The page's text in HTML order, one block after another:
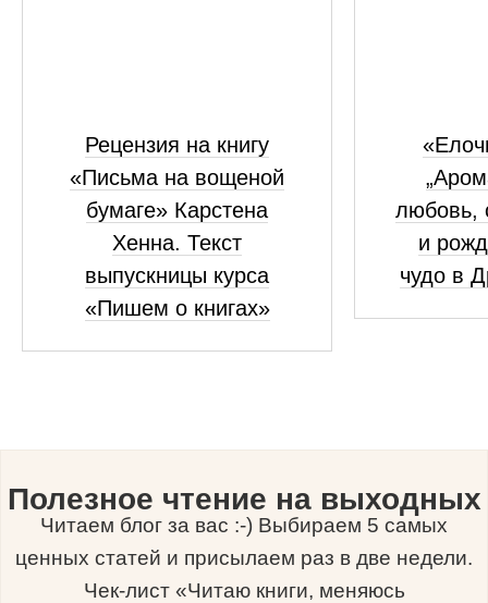
Рецензия на книгу
«Письма на вощеной
бумаге» Карстена
Хенна. Текст
выпускницы курса
«Пишем о книгах»
любовь,
и
чудо в
Полезное чтение на выходных
Читаем блог за вас :-) Выбираем 5 самых
ценных статей и присылаем раз в две недели.
Чек-лист «Читаю книги, меняюсь